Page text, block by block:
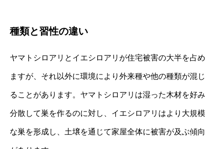
種類と習性の違い
ヤマトシロアリとイエシロアリが住宅被害の大半を占め
ますが、それ以外に環境により外来種や他の種類が混じ
ることがあります。ヤマトシロアリは湿った木材を好み
分散して巣を作るのに対し、イエシロアリはより大規模
な巣を形成し、土壌を通じて家屋全体に被害が及ぶ傾向